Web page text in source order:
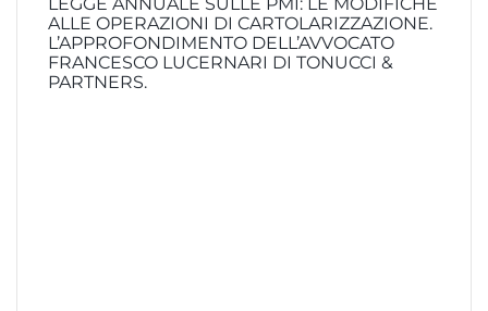
ALLE OPERAZIONI DI CARTOLARIZZAZIONE.
L’APPROFONDIMENTO DELL’AVVOCATO
FRANCESCO LUCERNARI DI TONUCCI &
PARTNERS.